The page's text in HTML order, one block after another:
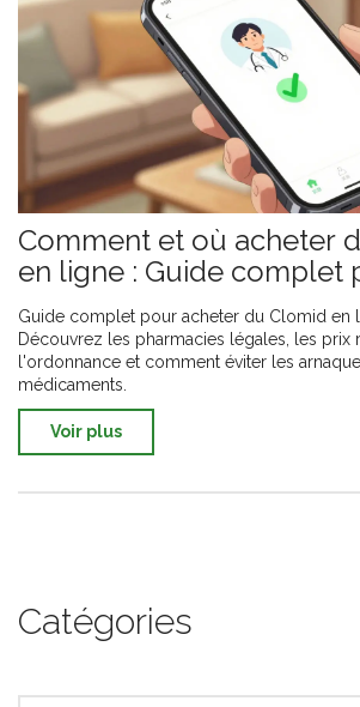
Comment et où acheter
en ligne : Guide complet
Guide complet pour acheter du Clomid en
Découvrez les pharmacies légales, les prix
l'ordonnance et comment éviter les
médicaments.
Voir plus
Catégories